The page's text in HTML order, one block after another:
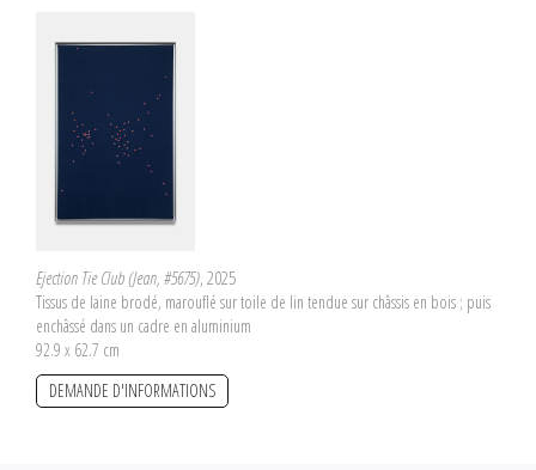
Ejection Tie Club (Jean, #5675), 2025
Tissus de laine brodé, marouflé sur toile de lin tendue sur châssis en bois ; puis
enchâssé dans un cadre en aluminium
92.9 x 62.7 cm
DEMANDE D'INFORMATIONS